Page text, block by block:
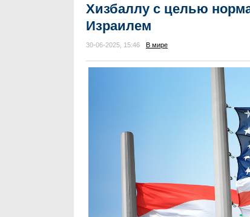
Хизбаллу с целью
Израилем
30-06-2025, 15:46 В мире